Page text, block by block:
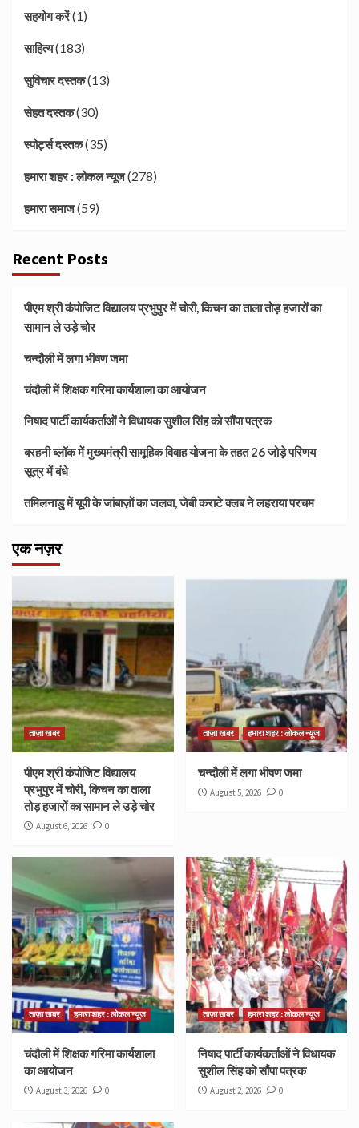
सहयोग करें(1)
साहित्य(183)
सुविचार दस्तक(13)
सेहत दस्तक(30)
स्पोर्ट्स दस्तक(35)
हमारा शहर : लोकल न्यूज(278)
हमारा समाज(59)
Recent Posts
पीएम श्री कंपोजिट विद्यालय प्रभुपुर में चोरी, किचन का ताला तोड़ हजारों का
सामान ले उड़े चोर
चन्दौली में लगा भीषण जमा
चंदौली में शिक्षक गरिमा कार्यशाला का आयोजन
निषाद पार्टी कार्यकर्ताओं ने विधायक सुशील सिंह को सौंपा पत्रक
बरहनी ब्लॉक में मुख्यमंत्री सामूहिक विवाह योजना के तहत 26 जोड़े परिणय
सूत्र में बंधे
तमिलनाडु में यूपी के जांबाज़ों का जलवा, जेबी कराटे क्लब ने लहराया परचम
एक नज़र
ताज़ा खबर
पीएम श्री कंपोजिट विद्यालय
प्रभुपुर में चोरी, किचन का ताला
तोड़ हजारों का सामान ले उड़े चोर
August 6, 2026 0
ताज़ा खबर हमारा शहर : लोकल न्यूज
चन्दौली में लगा भीषण जमा
August 5, 2026 0
ताज़ा खबर हमारा शहर : लोकल न्यूज
चंदौली में शिक्षक गरिमा कार्यशाला
का आयोजन
August 3, 2026 0
ताज़ा खबर हमारा शहर : लोकल न्यूज
निषाद पार्टी कार्यकर्ताओं ने विधायक
सुशील सिंह को सौंपा पत्रक
August 2, 2026 0